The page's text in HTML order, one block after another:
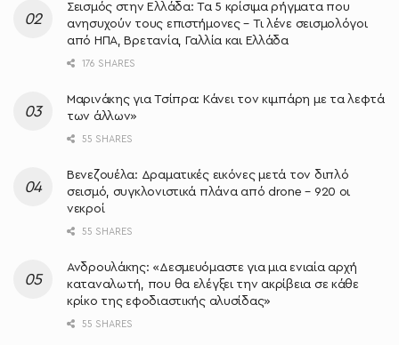
Σεισμός στην Ελλάδα: Τα 5 κρίσιμα ρήγματα που
ανησυχούν τους επιστήμονες – Τι λένε σεισμολόγοι
από ΗΠΑ, Βρετανία, Γαλλία και Ελλάδα
176 SHARES
Μαρινάκης για Τσίπρα: Κάνει τον κιμπάρη με τα λεφτά
των άλλων»
55 SHARES
Βενεζουέλα: Δραματικές εικόνες μετά τον διπλό
σεισμό, συγκλονιστικά πλάνα από drone – 920 οι
νεκροί
55 SHARES
Ανδρουλάκης: «Δεσμευόμαστε για μια ενιαία αρχή
καταναλωτή, που θα ελέγξει την ακρίβεια σε κάθε
κρίκο της εφοδιαστικής αλυσίδας»
55 SHARES